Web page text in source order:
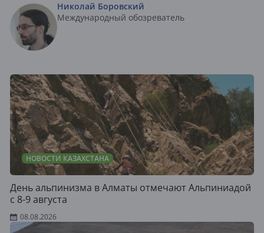
Николай Боровский
Международный обозреватель
НОВОСТИ КАЗАХСТАНА
День альпинизма в Алматы отмечают Альпиниадой
с 8-9 августа
08.08.2026